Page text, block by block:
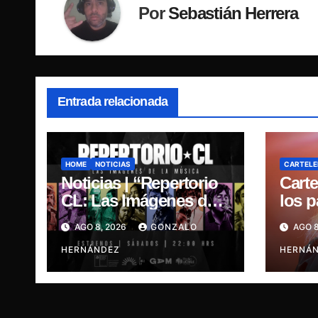
PorSebastián Herrera
Entrada relacionada
HOME NOTICIAS
Noticias | “Repertorio
CL: Las Imágenes de
la Música” presenta la
esencia del nuevo
sonido nacional
AGO 8, 2026 GONZALO
HERNÁNDEZ
los
AGO